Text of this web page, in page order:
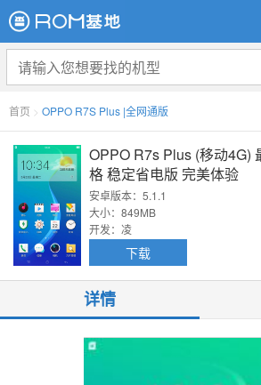
首页 > OPPO R7S Plus |全网通版
OPPO R7s Plus (移动4G)
格 稳定省电版 完美体验
安卓版本：5.1.1
大小：849MB
开发：凌
下载
详情